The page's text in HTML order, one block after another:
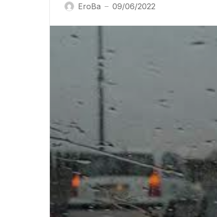
EroBa — 09/06/2022